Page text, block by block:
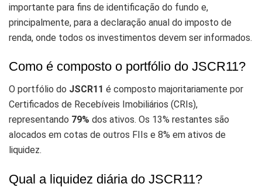
importante para fins de identificação do fundo e,
principalmente, para a declaração anual do imposto de
renda, onde todos os investimentos devem ser informados.
Como é composto o portfólio do JSCR11?
O portfólio do JSCR11 é composto majoritariamente por
Certificados de Recebíveis Imobiliários (CRIs),
representando 79% dos ativos. Os 13% restantes são
alocados em cotas de outros FIIs e 8% em ativos de
liquidez.
Qual a liquidez diária do JSCR11?